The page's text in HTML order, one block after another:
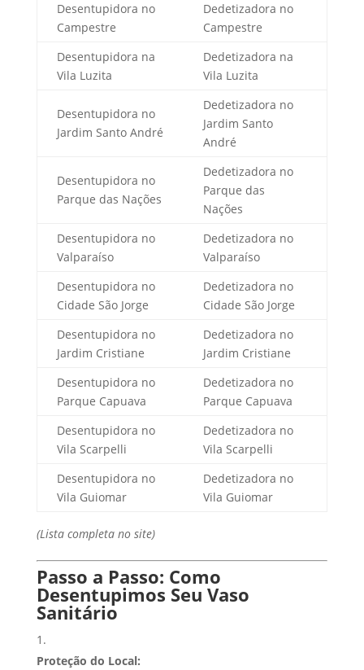
Desentupidora no
Campestre
Dedetizadora no
Campestre
Desentupidora na
Vila Luzita
Dedetizadora na
Vila Luzita
Desentupidora no
Jardim Santo André
Dedetizadora no
Jardim Santo
André
Desentupidora no
Parque das Nações
Dedetizadora no
Parque das
Nações
Desentupidora no
Valparaíso
Dedetizadora no
Valparaíso
Desentupidora no
Cidade São Jorge
Dedetizadora no
Cidade São Jorge
Desentupidora no
Jardim Cristiane
Dedetizadora no
Jardim Cristiane
Desentupidora no
Parque Capuava
Dedetizadora no
Parque Capuava
Desentupidora no
Vila Scarpelli
Dedetizadora no
Vila Scarpelli
Desentupidora no
Vila Guiomar
Dedetizadora no
Vila Guiomar
(Lista completa no site)
Passo a Passo: Como
Desentupimos Seu Vaso
Sanitário
Proteção do Local: